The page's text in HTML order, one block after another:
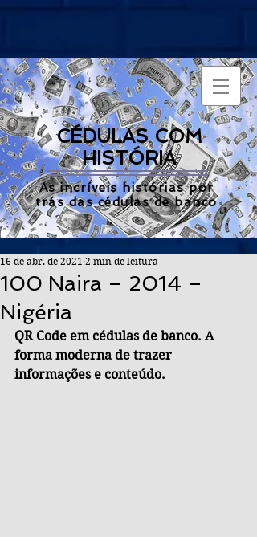
CÉDULAS COM
HISTÓRIA
As incríveis histórias por
trás das cédulas de banco
100 Naira – 2014 –
Nigéria
16 de abr. de 2021 2 min de leitura
QR Code em cédulas de banco. A
forma moderna de trazer
informações e conteúdo.